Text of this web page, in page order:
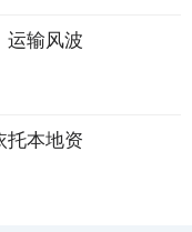
运输风波
托本地资